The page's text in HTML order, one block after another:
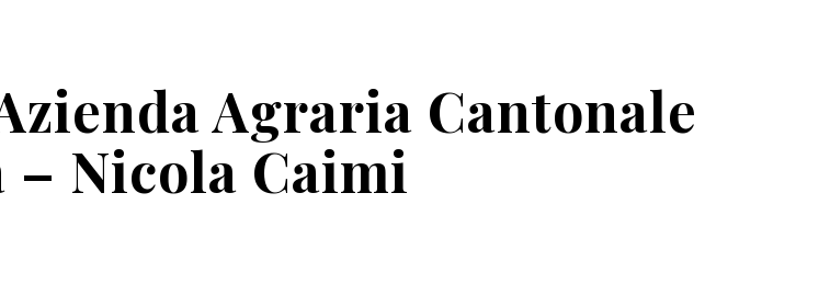
Agraria Cantonale
– Nicola Caimi